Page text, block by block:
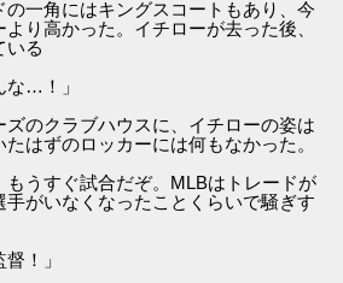
の一角にはキングスコートもあり、今
り高かった。イチローが去った後、
いる
な…！」
ズのクラブハウスに、イチローの姿は
はずのロッカーには何もなかった。
もうすぐ試合だぞ。MLBはトレードが
手がいなくなったことくらいで騒ぎす
！」